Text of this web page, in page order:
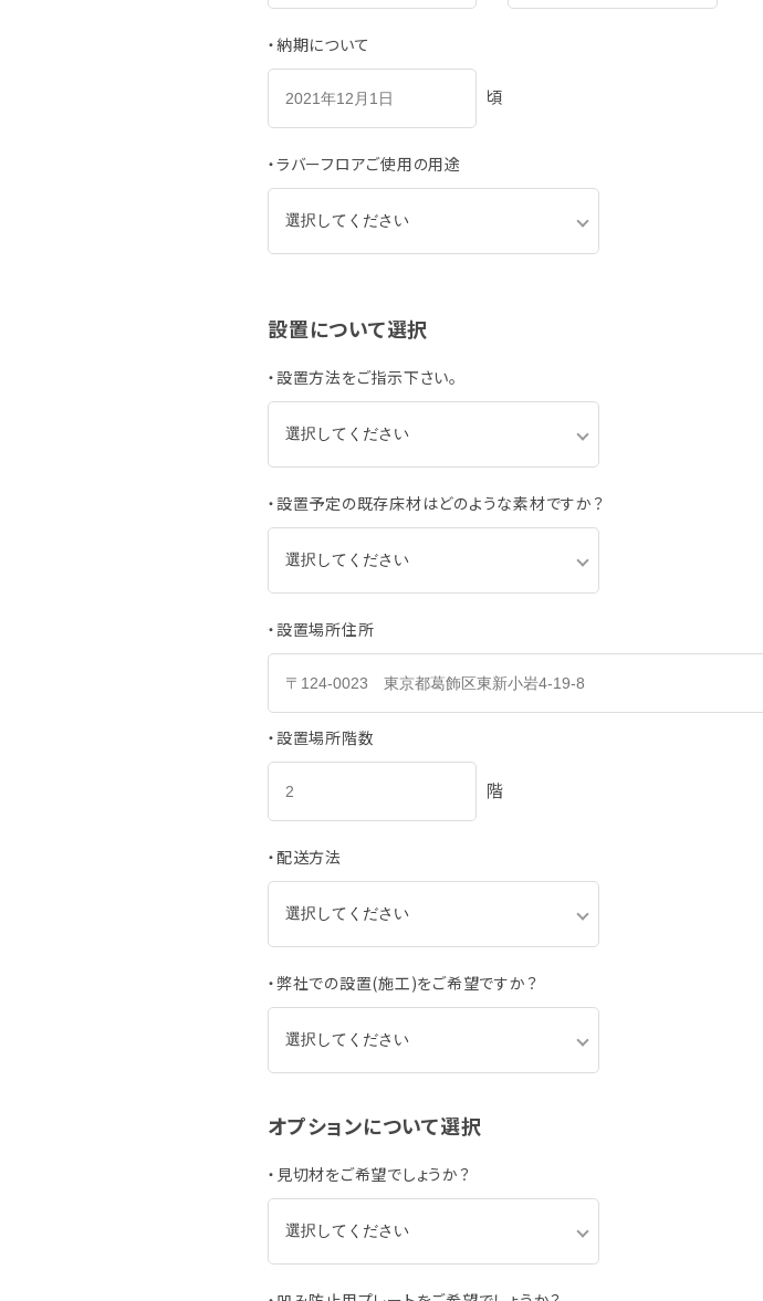
・納期について
頃
・ラバーフロアご使用の用途
設置について選択
・設置方法をご指示下さい。
・設置予定の既存床材はどのような素材ですか？
・設置場所住所
・設置場所階数
階
・配送方法
・弊社での設置(施工)をご希望ですか？
オプションについて選択
・見切材をご希望でしょうか？